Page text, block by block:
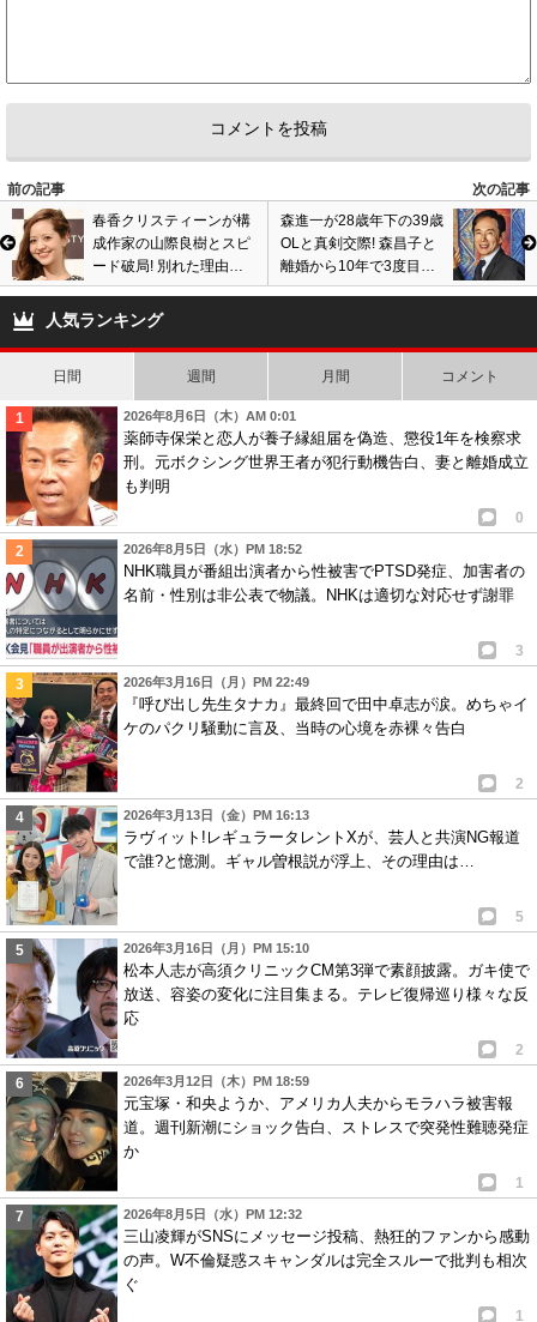
前の記事
次の記事
春香クリスティーンが構
成作家の山際良樹とスピ
ード破局! 別れた理由は
すれ違いで交際期間わず
か5ヶ月!
森進一が28歳年下の39歳
OLと真剣交際! 森昌子と
離婚から10年で3度目の
結婚の可能性も?『女性
人気ランキング
日間 週間 月間 コメント
2026年8月6日（木）AM 0:01
薬師寺保栄と恋人が養子縁組届を偽造、懲役1年を検察求
刑。元ボクシング世界王者が犯行動機告白、妻と離婚成立
も判明
0
2026年8月5日（水）PM 18:52
NHK職員が番組出演者から性被害でPTSD発症、加害者の
名前・性別は非公表で物議。NHKは適切な対応せず謝罪
3
2026年3月16日（月）PM 22:49
『呼び出し先生タナカ』最終回で田中卓志が涙。めちゃイ
ケのパクリ騒動に言及、当時の心境を赤裸々告白
2
2026年3月13日（金）PM 16:13
ラヴィット!レギュラータレントXが、芸人と共演NG報道
で誰?と憶測。ギャル曽根説が浮上、その理由は…
5
2026年3月16日（月）PM 15:10
松本人志が高須クリニックCM第3弾で素顔披露。ガキ使で
放送、容姿の変化に注目集まる。テレビ復帰巡り様々な反
応
2
2026年3月12日（木）PM 18:59
元宝塚・和央ようか、アメリカ人夫からモラハラ被害報
道。週刊新潮にショック告白、ストレスで突発性難聴発症
か
1
2026年8月5日（水）PM 12:32
三山凌輝がSNSにメッセージ投稿、熱狂的ファンから感動
の声。W不倫疑惑スキャンダルは完全スルーで批判も相次
ぐ
1